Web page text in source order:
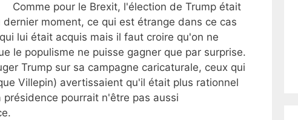
Comme pour le Brexit, l'élection de Trump était
moment, ce qui est étrange dans ce cas
lui était acquis mais il faut croire qu'on ne
le populisme ne puisse gagner que par surprise.
Trump sur sa campagne caricaturale, ceux qui
Villepin) avertissaient qu'il était plus rationnel
pourrait n'être pas aussi